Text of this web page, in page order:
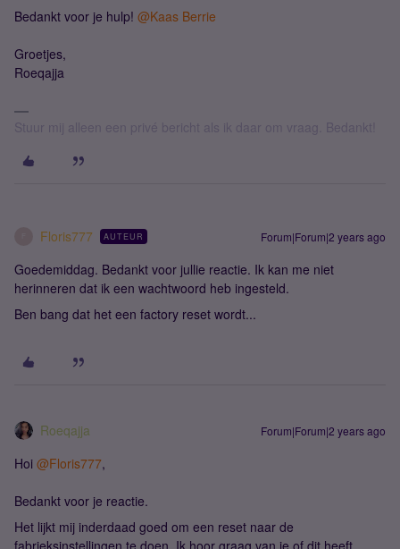
Bedankt voor je hulp! @Kaas Berrie
Groetjes,
Roeqajja
Stuur mij alleen een privé bericht als ik daar om vraag. Bedankt!
Floris777 AUTEUR Forum|Forum|2 years ago
Goedemiddag. Bedankt voor jullie reactie. Ik kan me niet
herinneren dat ik een wachtwoord heb ingesteld.
Ben bang dat het een factory reset wordt...
Roeqajja Forum|Forum|2 years ago
Hoi @Floris777,
Bedankt voor je reactie.
Het lijkt mij inderdaad goed om een reset naar de
fabrieksinstellingen te doen. Ik hoor graag van je of dit heeft